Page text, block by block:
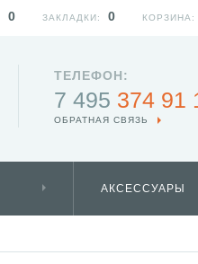
ТЕЛЕФОН:
7 495 374 91
ОБРАТНАЯ СВЯЗЬ
АКСЕССУАРЫ
КОРЗИНА:
ЗАКЛАДКИ: 0
0